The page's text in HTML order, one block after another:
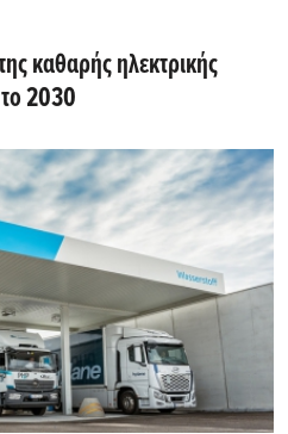
καθαρής ηλεκτρικής
2030